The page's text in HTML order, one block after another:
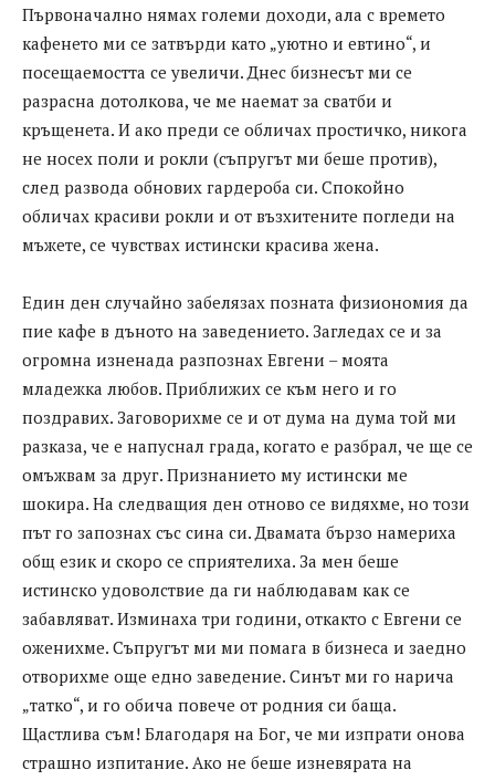
Първоначално нямах големи доходи, ала с времето
кафенето ми се затвърди като „уютно и евтино“, и
посещаемостта се увеличи. Днес бизнесът ми се
разрасна дотолкова, че ме наемат за сватби и
кръщенета. И ако преди се обличах простичко, никога
не носех поли и рокли (съпругът ми беше против),
след развода обнових гардероба си. Спокойно
обличах красиви рокли и от възхитените погледи на
мъжете, се чувствах истински красива жена.
Един ден случайно забелязах позната физиономия да
пие кафе в дъното на заведението. Загледах се и за
огромна изненада разпознах Евгени – моята
младежка любов. Приближих се към него и го
поздравих. Заговорихме се и от дума на дума той ми
разказа, че е напуснал града, когато е разбрал, че ще се
омъжвам за друг. Признанието му истински ме
шокира. На следващия ден отново се видяхме, но този
път го запознах със сина си. Двамата бързо намериха
общ език и скоро се сприятелиха. За мен беше
истинско удоволствие да ги наблюдавам как се
забавляват. Изминаха три години, откакто с Евгени се
оженихме. Съпругът ми ми помага в бизнеса и заедно
отворихме още едно заведение. Синът ми го нарича
„татко“, и го обича повече от родния си баща.
Щастлива съм! Благодаря на Бог, че ми изпрати онова
страшно изпитание. Ако не беше изневярата на